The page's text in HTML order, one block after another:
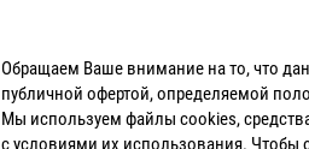
Обращаем Ваше внимание на то, что
публичной офертой, определяемой
Мы используем файлы cookies,
с условиями их использования.